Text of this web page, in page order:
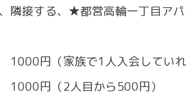
隣接する、★都営高輪一丁目ア
円（家族で1人入会していれ
人目から500円）